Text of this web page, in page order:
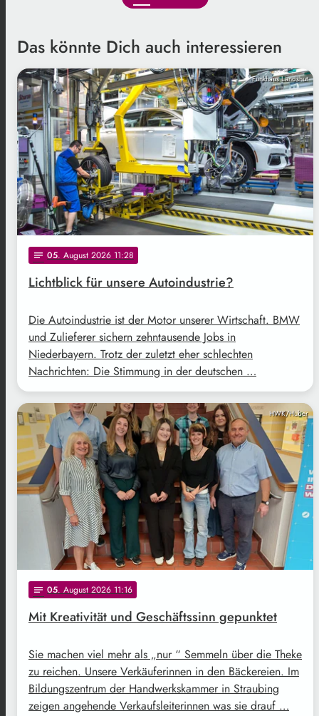
Das könnte Dich auch interessieren
Funkhaus Landshut
notes 05. August 2026 11:28
Lichtblick für unsere Autoindustrie?
Die Autoindustrie ist der Motor unserer Wirtschaft. BMW
und Zulieferer sichern zehntausende Jobs in
Niederbayern. Trotz der zuletzt eher schlechten
Nachrichten: Die Stimmung in der deutschen …
HWK/Huber
notes 05. August 2026 11:16
Mit Kreativität und Geschäftssinn gepunktet
Sie machen viel mehr als „nur “ Semmeln über die Theke
zu reichen. Unsere Verkäuferinnen in den Bäckereien. Im
Bildungszentrum der Handwerkskammer in Straubing
zeigen angehende Verkaufsleiterinnen was sie drauf …